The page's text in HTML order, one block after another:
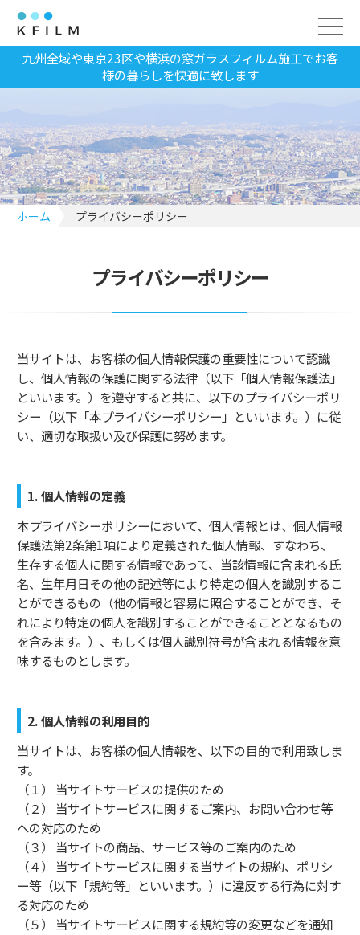
九州全域や東京23区や横浜の窓ガラスフィルム施工でお客
様の暮らしを快適に致します
ホーム プライバシーポリシー
プライバシーポリシー
当サイトは、お客様の個人情報保護の重要性について認識
し、個人情報の保護に関する法律（以下「個人情報保護法」
といいます。）を遵守すると共に、以下のプライバシーポリ
シー（以下「本プライバシーポリシー」といいます。）に従
い、適切な取扱い及び保護に努めます。
1. 個人情報の定義
本プライバシーポリシーにおいて、個人情報とは、個人情報
保護法第2条第1項により定義された個人情報、すなわち、
生存する個人に関する情報であって、当該情報に含まれる氏
名、生年月日その他の記述等により特定の個人を識別するこ
とができるもの（他の情報と容易に照合することができ、そ
れにより特定の個人を識別することができることとなるもの
を含みます。）、もしくは個人識別符号が含まれる情報を意
味するものとします。
2. 個人情報の利用目的
当サイトは、お客様の個人情報を、以下の目的で利用致しま
す。
（１） 当サイトサービスの提供のため
（２） 当サイトサービスに関するご案内、お問い合わせ等
への対応のため
（３） 当サイトの商品、サービス等のご案内のため
（４） 当サイトサービスに関する当サイトの規約、ポリシ
ー等（以下「規約等」といいます。）に違反する行為に対す
る対応のため
（５） 当サイトサービスに関する規約等の変更などを通知